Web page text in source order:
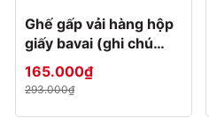
Ghế gấp vải hàng hộp
giấy bavai (ghi chú
màu)
165.000₫
293.000₫